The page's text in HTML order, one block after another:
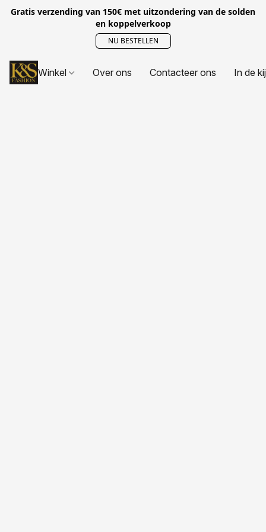
Gratis verzending van 150€ met uitzondering van de solden
en koppelverkoop
NU BESTELLEN
Winkel Over ons Contacteer ons In de